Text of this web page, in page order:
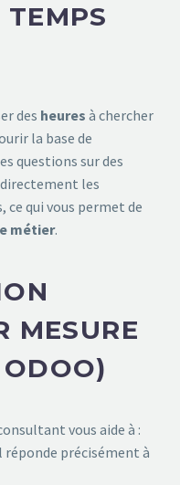
des heures à chercher
la base de
questions sur des
directement les
ce qui vous permet de
métier.
MESURE
vous aide à :
réponde précisément à